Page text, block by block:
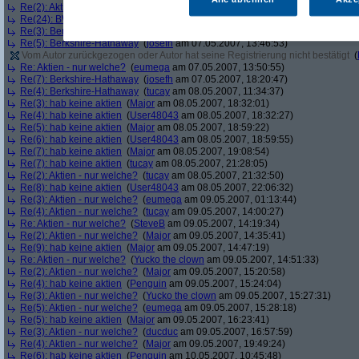
Re(2): Aktien - nur welche?
Re(24): BWin, ganz klar BWin
am 07.05.2007, 13:32:42)
Re(3): Berkshire-Hathaway
Re(5): Berkshire-Hathaway(josefham 07.05.2007, 13:46:53)
Vom Autor zurückgezogen oder Autor hat seine Registrierung nicht bestätigt (
Re: Aktien - nur welche? (eumega am 07.05.2007, 13:50:55)
Re(7): Berkshire-Hathaway (josefh am 07.05.2007, 18:20:47)
Re(4): Berkshire-Hathaway (tucay am 08.05.2007, 11:34:37)
Re(3): hab keine aktien (Major am 08.05.2007, 18:32:01)
Re(4): hab keine aktien (User48043 am 08.05.2007, 18:32:27)
Re(5): hab keine aktien (Major am 08.05.2007, 18:59:22)
Re(6): hab keine aktien (User48043 am 08.05.2007, 18:59:55)
Re(7): hab keine aktien (Major am 08.05.2007, 19:08:54)
Re(7): hab keine aktien (tucay am 08.05.2007, 21:28:05)
Re(2): Aktien - nur welche? (tucay am 08.05.2007, 21:32:50)
Re(8): hab keine aktien (User48043 am 08.05.2007, 22:06:32)
Re(3): Aktien - nur welche? (eumega am 09.05.2007, 01:13:44)
Re(4): Aktien - nur welche? (tucay am 09.05.2007, 14:00:27)
Re: Aktien - nur welche? (SteveB am 09.05.2007, 14:19:34)
Re(2): Aktien - nur welche? (Major am 09.05.2007, 14:35:41)
Re(9): hab keine aktien (Major am 09.05.2007, 14:47:19)
Re: Aktien - nur welche? (Yucko the clown am 09.05.2007, 14:51:33)
Re(2): Aktien - nur welche? (Major am 09.05.2007, 15:20:58)
Re(4): hab keine aktien (Penguin am 09.05.2007, 15:24:04)
Re(3): Aktien - nur welche? (Yucko the clown am 09.05.2007, 15:27:31)
Re(5): Aktien - nur welche? (eumega am 09.05.2007, 15:28:18)
Re(5): hab keine aktien (Major am 09.05.2007, 16:23:41)
Re(3): Aktien - nur welche? (ducduc am 09.05.2007, 16:57:59)
Re(4): Aktien - nur welche? (Major am 09.05.2007, 19:49:24)
Re(6): hab keine aktien (Penguin am 10.05.2007, 10:45:48)